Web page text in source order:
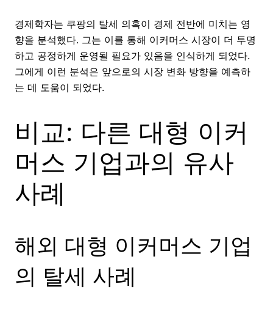
경제학자는 쿠팡의 탈세 의혹이 경제 전반에 미치는 영
향을 분석했다. 그는 이를 통해 이커머스 시장이 더 투명
하고 공정하게 운영될 필요가 있음을 인식하게 되었다.
그에게 이런 분석은 앞으로의 시장 변화 방향을 예측하
는 데 도움이 되었다.
비교: 다른 대형 이커
머스 기업과의 유사
사례
해외 대형 이커머스 기업
의 탈세 사례